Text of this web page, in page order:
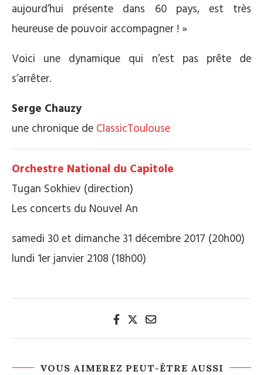
aujourd’hui présente dans 60 pays, est très
heureuse de pouvoir accompagner ! »
Voici une dynamique qui n’est pas prête de
s’arrêter.
Serge Chauzy
une chronique de ClassicToulouse
Orchestre National du Capitole
Tugan Sokhiev (direction)
Les concerts du Nouvel An
samedi 30 et dimanche 31 décembre 2017 (20h00)
lundi 1er janvier 2108 (18h00)
VOUS AIMEREZ PEUT-ÊTRE AUSSI